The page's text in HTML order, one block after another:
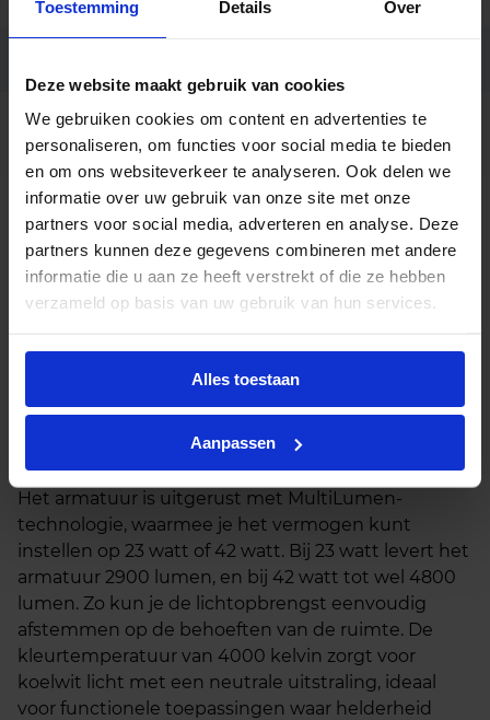
Toestemming Details Over
Deze website maakt gebruik van cookies
We gebruiken cookies om content en advertenties te
personaliseren, om functies voor social media te bieden
en om ons websiteverkeer te analyseren. Ook delen we
informatie over uw gebruik van onze site met onze
partners voor social media, adverteren en analyse. Deze
partners kunnen deze gegevens combineren met andere
informatie die u aan ze heeft verstrekt of die ze hebben
verzameld op basis van uw gebruik van hun services.
Alles toestaan
Aanpassen
Fabrikantnaam
WT065C LED29_48S/840 PSU
L1200
Beschrijving
De Philips Ledinaire WT065C LED montagebalk is
een betrouwbare en efficiënte
robuustheid en flexibiliteit vereist zijn. Deze
uitvoering met een lengte van 120 centimeter is
ontworpen voor industriële en utilitaire
bergingen en parkeergarages.
Het armatuur is uitgerust met MultiLumen-
technologie, waarmee je het vermogen kunt
instellen op 23 watt of 42 watt. Bij 23 watt levert het
armatuur 2900 lumen, en bij 42 watt tot wel 4800
lumen. Zo kun je de lichtopbrengst eenvoudig
afstemmen op de behoeften van de ruimte. De
kleurtemperatuur van 4000 kelvin zorgt voor
koelwit licht met een neutrale uitstraling, ideaal
voor functionele toepassingen waar helderheid